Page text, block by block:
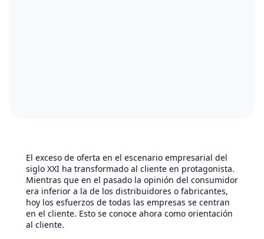
El exceso de oferta en el escenario empresarial del
siglo XXI ha transformado al cliente en protagonista.
Mientras que en el pasado la opinión del consumidor
era inferior a la de los distribuidores o fabricantes,
hoy los esfuerzos de todas las empresas se centran
en el cliente. Esto se conoce ahora como orientación
al cliente.